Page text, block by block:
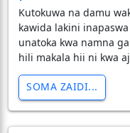
Kutokuwa na damu
kawida lakini
unatoka kwa namna
hili makala hii ni kwa
SOMA ZAIDI...